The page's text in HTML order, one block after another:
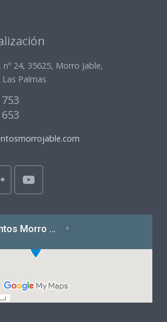
24, 35625, Morro Jable,
Palmas